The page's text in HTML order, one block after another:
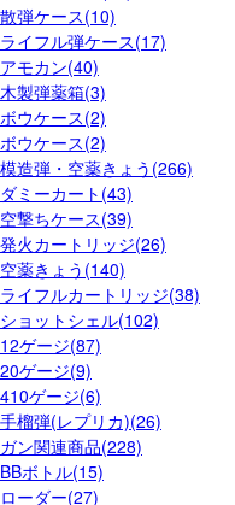
散弾ケース(10)
ライフル弾ケース(17)
アモカン(40)
木製弾薬箱(3)
ボウケース(2)
ボウケース(2)
模造弾・空薬きょう(266)
ダミーカート(43)
空撃ちケース(39)
発火カートリッジ(26)
空薬きょう(140)
ライフルカートリッジ(38)
ショットシェル(102)
12ゲージ(87)
20ゲージ(9)
410ゲージ(6)
手榴弾(レプリカ)(26)
ガン関連商品(228)
BBボトル(15)
ローダー(27)